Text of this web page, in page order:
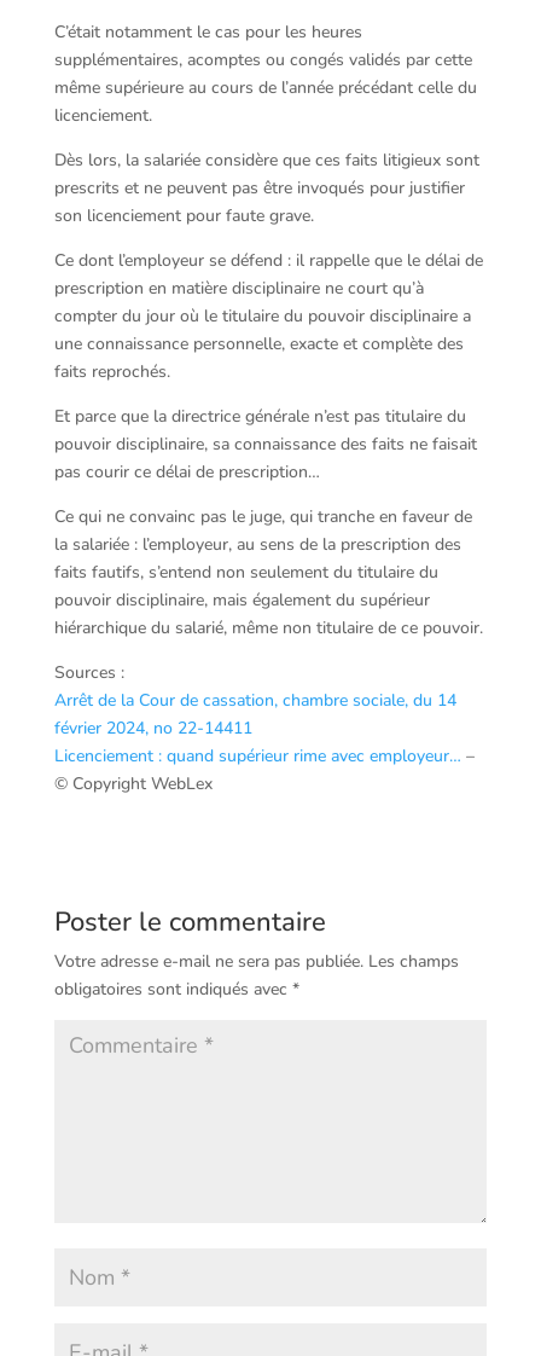
C’était notamment le cas pour les heures
supplémentaires, acomptes ou congés validés par cette
même supérieure au cours de l’année précédant celle du
licenciement.
Dès lors, la salariée considère que ces faits litigieux sont
prescrits et ne peuvent pas être invoqués pour justifier
son licenciement pour faute grave.
Ce dont l’employeur se défend : il rappelle que le délai de
prescription en matière disciplinaire ne court qu’à
compter du jour où le titulaire du pouvoir disciplinaire a
une connaissance personnelle, exacte et complète des
faits reprochés.
Et parce que la directrice générale n’est pas titulaire du
pouvoir disciplinaire, sa connaissance des faits ne faisait
pas courir ce délai de prescription…
Ce qui ne convainc pas le juge, qui tranche en faveur de
la salariée : l’employeur, au sens de la prescription des
faits fautifs, s’entend non seulement du titulaire du
pouvoir disciplinaire, mais également du supérieur
hiérarchique du salarié, même non titulaire de ce pouvoir.
Sources :
Arrêt de la Cour de cassation, chambre sociale, du 14
février 2024, no 22-14411
Licenciement : quand supérieur rime avec employeur… –
© Copyright WebLex
Poster le commentaire
Votre adresse e-mail ne sera pas publiée. Les champs
obligatoires sont indiqués avec *